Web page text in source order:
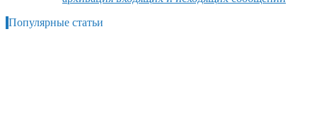
Популярные статьи